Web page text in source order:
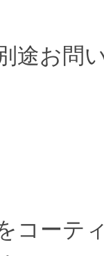
途お問
コーテ